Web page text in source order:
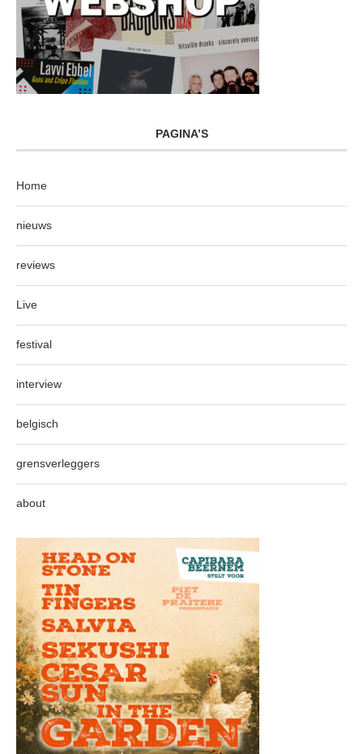
PAGINA’S
Home
nieuws
reviews
Live
festival
interview
belgisch
grensverleggers
about